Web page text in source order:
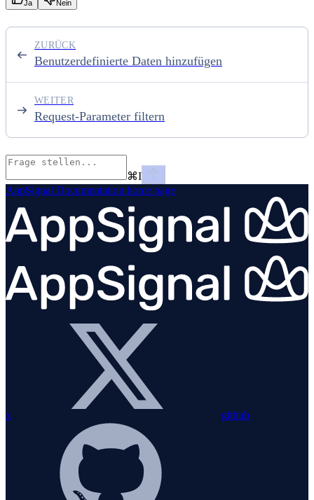
Ja Nein
Benutzerdefinierte Daten hinzufügen
ZURÜCK
Request-Parameter filtern
WEITER
⌘I
AppSignal Documentation home page
x github